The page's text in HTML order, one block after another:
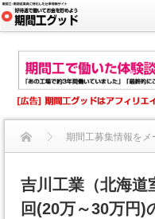
期間工募集情報をメ
吉川工業（北海道
回(20万～30万円)